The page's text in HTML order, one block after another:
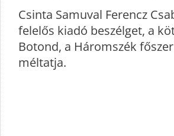
Csinta Samuval Ferencz
felelős kiadó beszélget, a
Botond, a Háromszék
méltatja.